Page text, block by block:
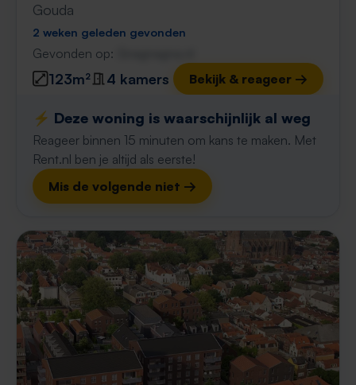
Gouda
2 weken geleden gevonden
Gevonden op:
123m² 4 kamers Bekijk & reageer →
⚡️ Deze woning is waarschijnlijk al weg
Reageer binnen 15 minuten om kans te maken. Met
Rent.nl ben je altijd als eerste!
Mis de volgende niet →